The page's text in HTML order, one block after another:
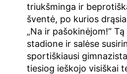
triukšminga ir
šventė, po kurios
„Na ir pašokinėjom!“
stadione ir salėse
sportiškiausi
tiesiog ieškojo visiškai